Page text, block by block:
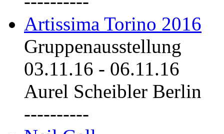
Artissima Torino 2016
Gruppenausstellung
03.11.16 - 06.11.16
Aurel Scheibler Berlin
----------